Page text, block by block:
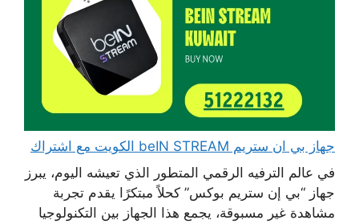
جهاز بي ان ستريم beIN STREAM الكويت مع اشتراك
في عالم الترفيه الرقمي المتطور الذي تعيشه اليوم، يبرز
جهاز “بي إن ستريم بوكس” كحلاً مبتكرًا يقدم تجربة
مشاهدة غير مسبوقة، يجمع هذا الجهاز بين التكنولوجيا